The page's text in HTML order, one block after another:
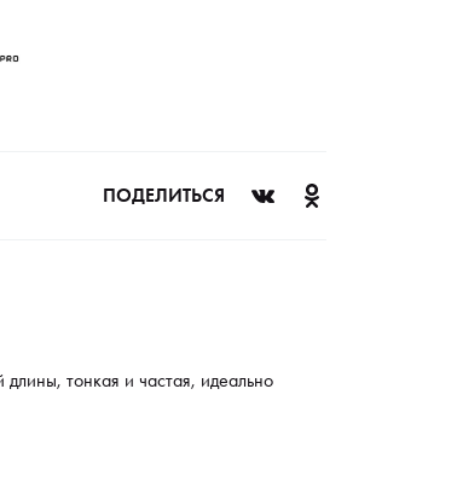
ПОДЕЛИТЬСЯ
тонкая и частая, идеально